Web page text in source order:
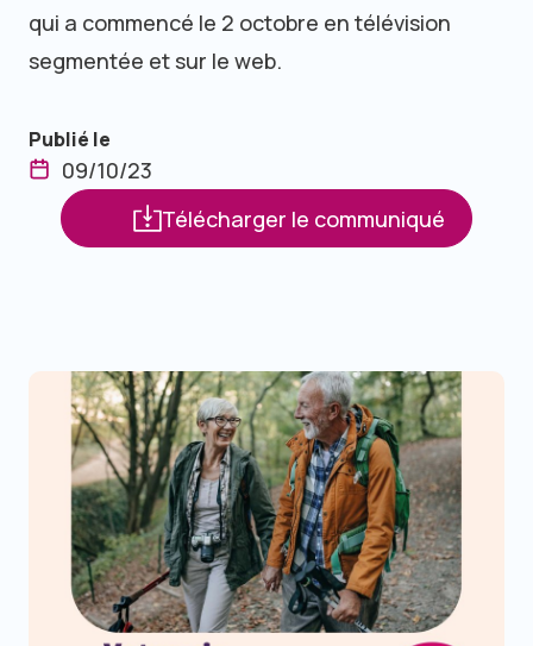
qui a commencé le 2 octobre en télévision
segmentée et sur le web.
Publié le
09/10/23
Télécharger le communiqué